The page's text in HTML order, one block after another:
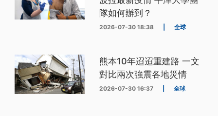
隊如何辦到？
2026-07-30 18:38 全球
熊本10年迢迢重建路 一文
對比兩次強震各地災情
2026-07-30 16:37 全球